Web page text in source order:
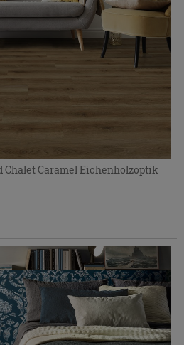
Caramel Eichenholzoptik